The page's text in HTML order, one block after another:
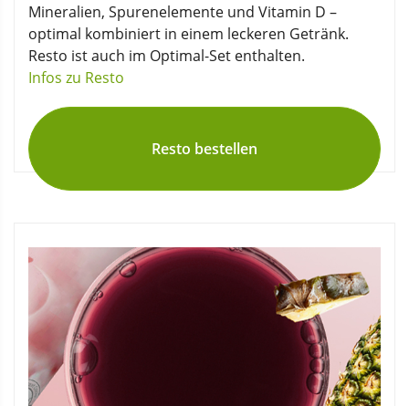
Mineralien, Spurenelemente und Vitamin D –
optimal kombiniert in einem leckeren Getränk.
Resto ist auch im Optimal-Set enthalten.
Infos zu Resto
Resto bestellen